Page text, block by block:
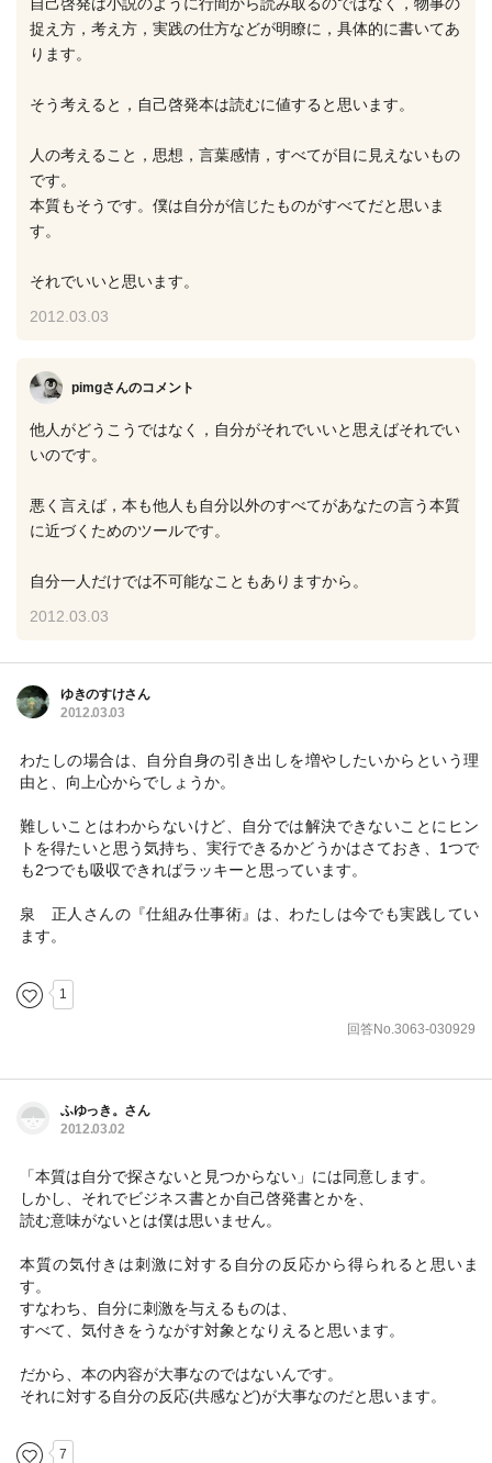
捉え方，考え方，実践の仕方などが明瞭に，具体的に書いてあ
ります。
そう考えると，自己啓発本は読むに値すると思います。
人の考えること，思想，言葉感情，すべてが目に見えないもの
です。
本質もそうです。僕は自分が信じたものがすべてだと思いま
す。
それでいいと思います。
2012.03.03
pimgさんのコメント
他人がどうこうではなく，自分がそれでいいと思えばそれでい
いのです。
悪く言えば，本も他人も自分以外のすべてがあなたの言う本質
に近づくためのツールです。
自分一人だけでは不可能なこともありますから。
2012.03.03
ゆきのすけさん
2012.03.03
わたしの場合は、自分自身の引き出しを増やしたいからという理
由と、向上心からでしょうか。
難しいことはわからないけど、自分では解決できないことにヒン
トを得たいと思う気持ち、実行できるかどうかはさておき、1つで
も2つでも吸収できればラッキーと思っています。
泉 正人さんの『仕組み仕事術』は、わたしは今でも実践してい
ます。
1
回答No.3063-030929
ふゆっき。さん
2012.03.02
「本質は自分で探さないと見つからない」には同意します。
しかし、それでビジネス書とか自己啓発書とかを、
読む意味がないとは僕は思いません。
本質の気付きは刺激に対する自分の反応から得られると思いま
す。
すなわち、自分に刺激を与えるものは、
すべて、気付きをうながす対象となりえると思います。
だから、本の内容が大事なのではないんです。
それに対する自分の反応(共感など)が大事なのだと思います。
7